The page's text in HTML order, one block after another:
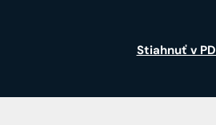
Stiahnuť v